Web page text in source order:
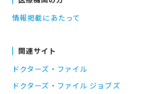
情報掲載にあたって
関連サイト
ドクターズ・ファイル
ドクターズ・ファイル ジョブズ